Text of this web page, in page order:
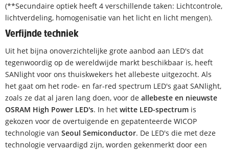
(**Secundaire optiek heeft 4 verschillende taken: Lichtcontrole,
lichtverdeling, homogenisatie van het licht en licht mengen).
Verfijnde techniek
Uit het bijna onoverzichtelijke grote aanbod aan LED's dat
tegenwoordig op de wereldwijde markt beschikbaar is, heeft
SANlight voor ons thuiskwekers het allebeste uitgezocht. Als
het gaat om het rode- en far-red spectrum LED's gaat SANlight,
zoals ze dat al jaren lang doen, voor de allebeste en nieuwste
OSRAM High Power LED's. In het witte LED-spectrum is
gekozen voor de overtuigende en gepatenteerde WICOP
technologie van Seoul Semiconductor. De LED's die met deze
technologie vervaardigd zijn, worden gekenmerkt door een